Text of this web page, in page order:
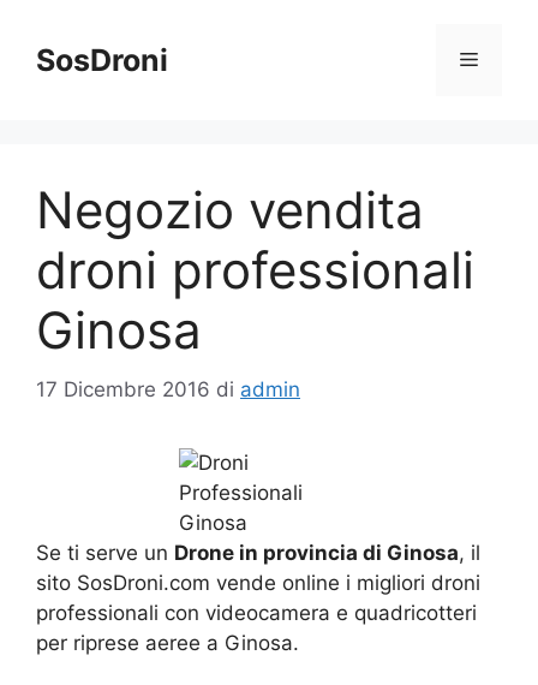
contenuto
SosDroni Menu
Negozio vendita
droni professionali
Ginosa
17 Dicembre 2016 di admin
Se ti serve un Drone in provincia di Ginosa, il
sito SosDroni.com vende online i migliori droni
professionali con videocamera e quadricotteri
per riprese aeree a Ginosa.